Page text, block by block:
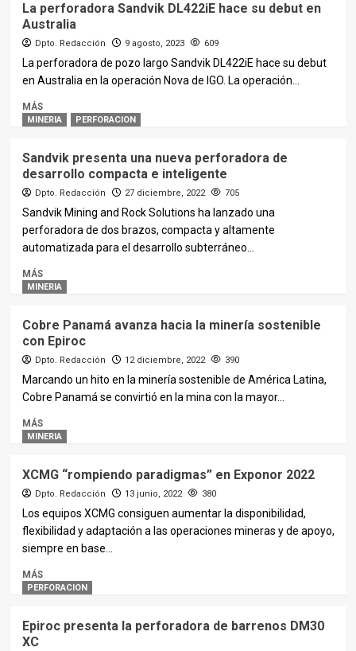
La perforadora Sandvik DL422iE hace su debut en
Australia
Dpto. Redacción 9 agosto, 2023 609
La perforadora de pozo largo Sandvik DL422iE hace su debut
en Australia en la operación Nova de IGO. La operación...
MÁS
MINERIA PERFORACION
Sandvik presenta una nueva perforadora de
desarrollo compacta e inteligente
Dpto. Redacción 27 diciembre, 2022 705
Sandvik Mining and Rock Solutions ha lanzado una
perforadora de dos brazos, compacta y altamente
automatizada para el desarrollo subterráneo...
MÁS
MINERIA
Cobre Panamá avanza hacia la minería sostenible
con Epiroc
Dpto. Redacción 12 diciembre, 2022 390
Marcando un hito en la minería sostenible de América Latina,
Cobre Panamá se convirtió en la mina con la mayor...
MÁS
MINERIA
XCMG “rompiendo paradigmas” en Exponor 2022
Dpto. Redacción 13 junio, 2022 380
Los equipos XCMG consiguen aumentar la disponibilidad,
flexibilidad y adaptación a las operaciones mineras y de apoyo,
siempre en base...
MÁS
PERFORACION
Epiroc presenta la perforadora de barrenos DM30
XC